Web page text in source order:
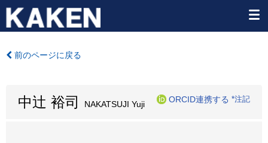
前のページに戻る
中辻 裕司 NAKATSUJI Yuji
ORCID連携する *注記